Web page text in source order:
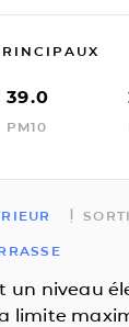
39.0
PM10
un niveau
limite